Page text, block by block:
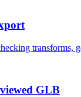
transforms,
GLB